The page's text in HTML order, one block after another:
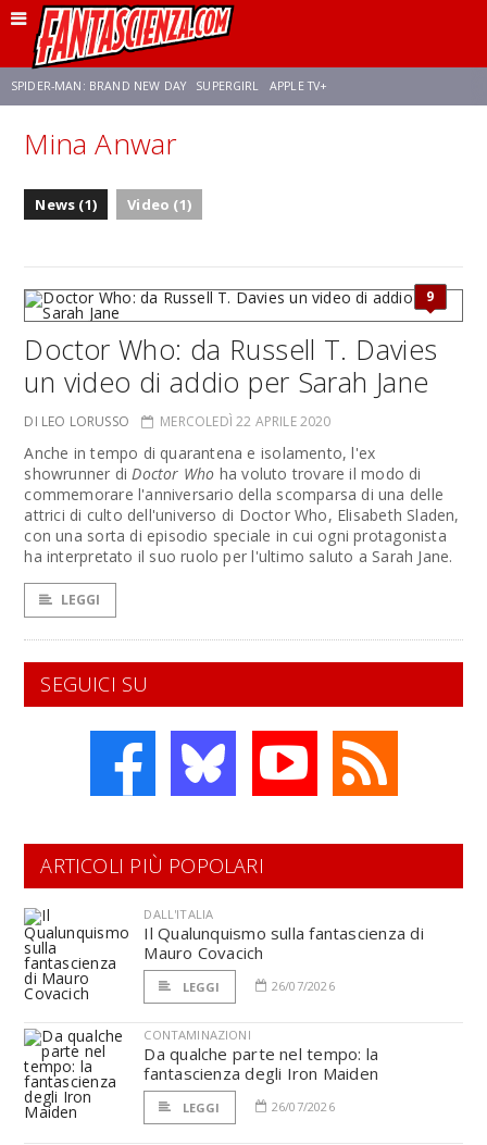
SPIDER-MAN: BRAND NEW DAY SUPERGIRL APPLE TV+
FRANCO RICCIARDIELLO ZENDAYA
Mina Anwar
News (1) Video (1)
9
Doctor Who: da Russell T. Davies
un video di addio per Sarah Jane
DI LEO LORUSSO MERCOLEDÌ 22 APRILE 2020
Anche in tempo di quarantena e isolamento, l'ex
showrunner diDoctor Who ha voluto trovare il modo di
commemorare l'anniversario della scomparsa di una delle
attrici di culto dell'universo di Doctor Who, Elisabeth Sladen,
con una sorta di episodio speciale in cui ogni protagonista
ha interpretato il suo ruolo per l'ultimo saluto a Sarah Jane.
LEGGI
SEGUICI SU
ARTICOLI PIÙ POPOLARI
DALL'ITALIA
Il Qualunquismo sulla fantascienza di
Mauro Covacich
LEGGI 26/07/2026
CONTAMINAZIONI
Da qualche parte nel tempo: la
fantascienza degli Iron Maiden
LEGGI 26/07/2026